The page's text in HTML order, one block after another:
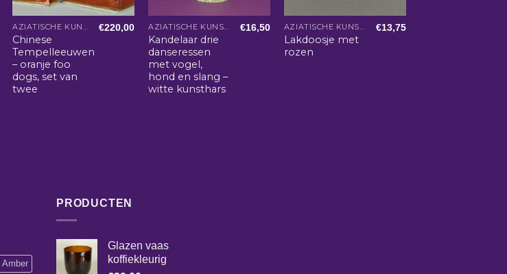
AZIATISCHE KUNST EN WOONACCESSOIRES
Chinese
Tempelleeuwen
– oranje foo
dogs, set van
twee
€220,00 AZIATISCHE KUNST EN WOONACCESSOIRES
Kandelaar drie
danseressen
met vogel,
hond en slang –
witte kunsthars
€16,50 AZIATISCHE KUNST EN WOONACCESSOIRES
Lakdoosje met
rozen
€13,75
Amber
PRODUCTEN
Glazen vaas
koffiekleurig